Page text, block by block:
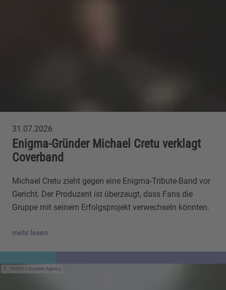
31.07.2026
Enigma-Gründer Michael Cretu verklagt
Coverband
Michael Cretu zieht gegen eine Enigma-Tribute-Band vor
Gericht. Der Produzent ist überzeugt, dass Fans die
Gruppe mit seinem Erfolgsprojekt verwechseln könnten.
mehr lesen
IMAGO / Anadolu Agency